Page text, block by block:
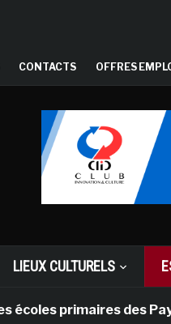
CONTACTS OFFRES
LIEUX CULTURELS
primaires des Pays-bas